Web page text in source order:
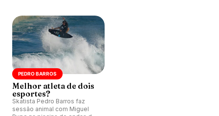
PEDRO BARROS
Melhor atleta de dois
esportes?
Skatista Pedro Barros faz
sessão animal com Miguel